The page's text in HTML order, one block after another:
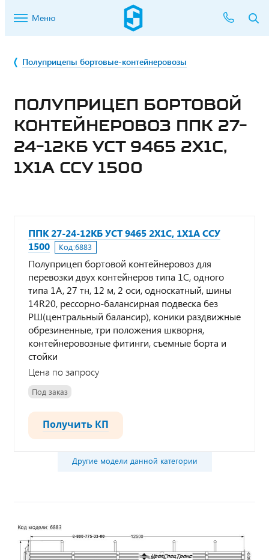
Меню
Полуприцепы бортовые-контейнеровозы
ПОЛУПРИЦЕП БОРТОВОЙ
КОНТЕЙНЕРОВОЗ ППК 27-
24-12КБ УСТ 9465 2Х1С,
1Х1А ССУ 1500
ППК 27-24-12КБ УСТ 9465 2Х1С, 1Х1А ССУ
1500
Код:6883
Полуприцеп бортовой контейнеровоз для
перевозки двух контейнеров типа 1С, одного
типа 1А, 27 тн, 12 м, 2 оси, односкатный, шины
14R20, рессорно-балансирная подвеска без
РШ(центральный балансир), коники раздвижные
обрезиненные, три положения шкворня,
контейнеровозные фитинги, съемные борта и
стойки
Цена по запросу
Под заказ
Получить КП
Другие модели данной категории